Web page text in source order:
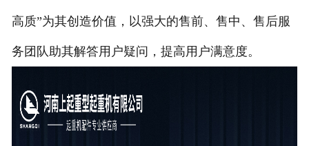
高质”为其创造价值，以强大的售前、售中、售后服
务团队助其解答用户疑问，提高用户满意度。